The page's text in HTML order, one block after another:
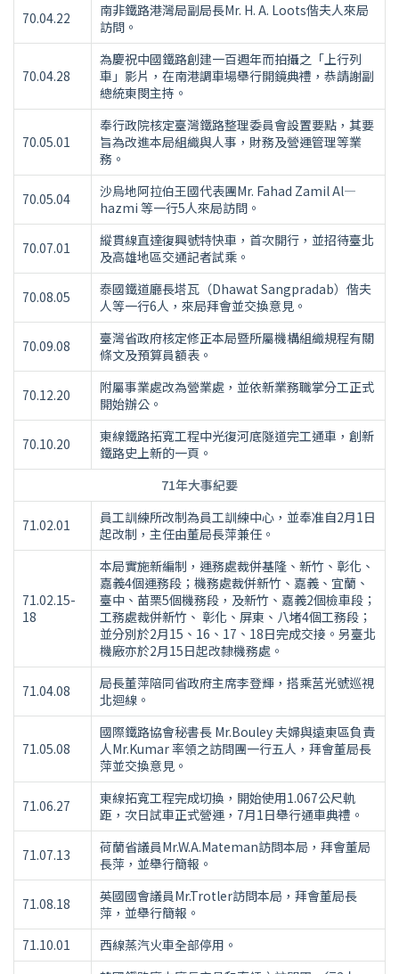
70.04.22
南非鐵路港灣局副局長Mr. H. A. Loots偕夫人來局
訪問。
70.04.28
為慶祝中國鐵路創建一百週年而拍攝之「上行列
車」影片，在南港調車場舉行開鏡典禮，恭請謝副
總統東閔主持。
70.05.01
奉行政院核定臺灣鐵路整理委員會設置要點，其要
旨為改進本局組織與人事，財務及營運管理等業
務。
70.05.04
沙烏地阿拉伯王國代表團Mr. Fahad Zamil Al—
hazmi 等一行5人來局訪問。
70.07.01
縱貫線直達復興號特快車，首次開行，並招待臺北
及高雄地區交通記者試乘。
70.08.05
泰國鐵道廳長塔瓦（Dhawat Sangpradab）偕夫
人等一行6人，來局拜會並交換意見。
70.09.08
臺灣省政府核定修正本局暨所屬機構組織規程有關
條文及預算員額表。
70.12.20
附屬事業處改為營業處，並依新業務職掌分工正式
開始辦公。
70.10.20
東線鐵路拓寬工程中光復河底隧道完工通車，創新
鐵路史上新的一頁。
71年大事紀要
71.02.01
員工訓練所改制為員工訓練中心，並奉准自2月1日
起改制，主任由董局長萍兼任。
71.02.15-
18
本局實施新編制，運務處裁併基隆、新竹、彰化、
嘉義4個運務段；機務處裁併新竹、嘉義、宜蘭、
臺中、苗栗5個機務段，及新竹、嘉義2個檢車段；
工務處裁併新竹、 彰化、屏東、八堵4個工務段；
並分別於2月15、16、17、18日完成交接。另臺北
機廠亦於2月15日起改隸機務處。
71.04.08
局長董萍陪同省政府主席李登輝，搭乘莒光號巡視
北迴線。
71.05.08
國際鐵路協會秘書長 Mr.Bouley 夫婦與遠東區負責
人Mr.Kumar 率領之訪問團一行五人，拜會董局長
萍並交換意見。
71.06.27
東線拓寬工程完成切換，開始使用1.067公尺軌
距，次日試車正式營運，7月1日舉行通車典禮。
71.07.13
荷蘭省議員Mr.W.A.Mateman訪問本局，拜會董局
長萍，並舉行簡報。
71.08.18
英國國會議員Mr.Trotler訪問本局，拜會董局長
萍，並舉行簡報。
71.10.01
西線蒸汽火車全部停用。